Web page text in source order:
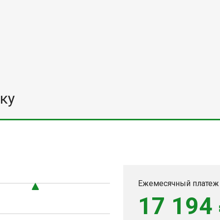
Ежемесячный платеж
17